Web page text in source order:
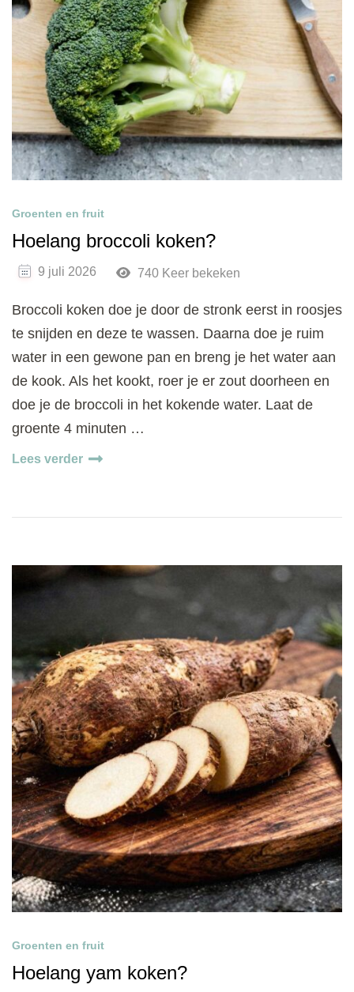
Groenten en fruit
Hoelang broccoli koken?
9 juli 2026 740 Keer bekeken
Broccoli koken doe je door de stronk eerst in roosjes
te snijden en deze te wassen. Daarna doe je ruim
water in een gewone pan en breng je het water aan
de kook. Als het kookt, roer je er zout doorheen en
doe je de broccoli in het kokende water. Laat de
groente 4 minuten …
Lees verder
Groenten en fruit
Hoelang yam koken?